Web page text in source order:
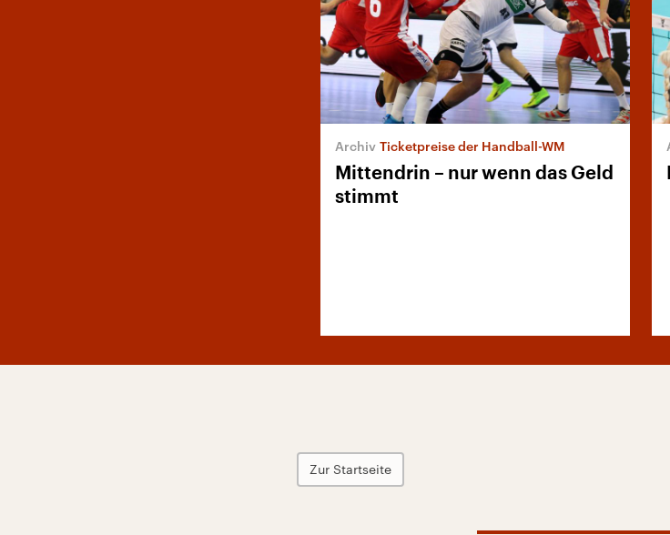
Ticketpreise der Handball-WM
Mittendrin – nur wenn das Geld
stimmt
Zur Startseite